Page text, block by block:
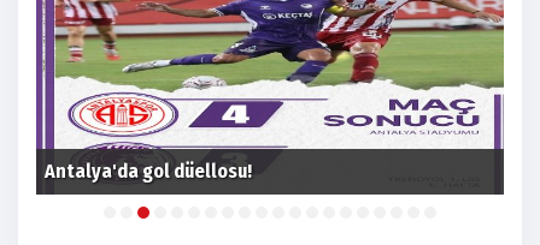
Antalya'da gol düellosu!